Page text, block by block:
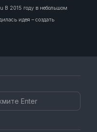
В 2015 году в небольшом
идея – создать